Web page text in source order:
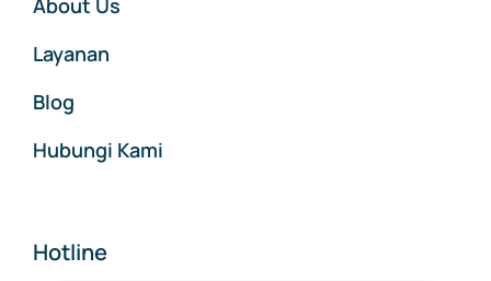
About Us
Layanan
Blog
Hubungi Kami
Hotline